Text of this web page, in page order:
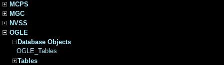
MCPS
MGC
NVSS
OGLE
Database Objects
OGLE_Tables
Tables